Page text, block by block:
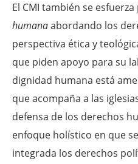
El CMI también se
humanaabordando los
perspectiva ética y
que piden apoyo para su
dignidad humana está
que acompaña a las
defensa de los derechos
enfoque holístico en que
integrada los derechos